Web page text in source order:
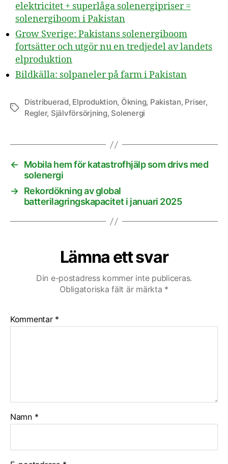
elektricitet + superlåga solenergipriser =
solenergiboom i Pakistan
Grow Sverige: Pakistans solenergiboom
fortsätter och utgör nu en tredjedel av landets
elproduktion
Bildkälla: solpaneler på farm i Pakistan
Etiketter
Distribuerad, Elproduktion, Ökning, Pakistan, Priser,
Regler, Självförsörjning, Solenergi
←
Mobila hem för katastrofhjälp som drivs med
solenergi
→ Rekordökning av global
batterilagringskapacitet i januari 2025
Lämna ett svar
Din e-postadress kommer inte publiceras.
Obligatoriska fält är märkta *
Kommentar *
Namn *